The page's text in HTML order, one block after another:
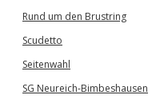
Rund um den Brustring
Scudetto
Seitenwahl
SG Neureich-Bimbeshausen